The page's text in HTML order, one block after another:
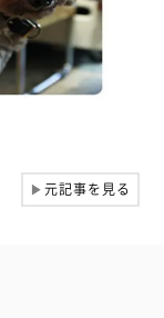
▶元記事を見る